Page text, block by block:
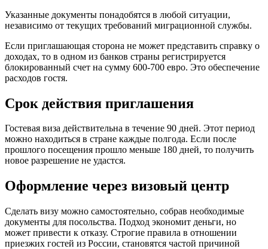
Указанные документы понадобятся в любой ситуации,
независимо от текущих требований миграционной службы.
Если приглашающая сторона не может представить справку о
доходах, то в одном из банков страны регистрируется
блокированный счет на сумму 600-700 евро. Это обеспечение
расходов гостя.
Срок действия приглашения
Гостевая виза действительна в течение 90 дней. Этот период
можно находиться в стране каждые полгода. Если после
прошлого посещения прошло меньше 180 дней, то получить
новое разрешение не удастся.
Оформление через визовый центр
Сделать визу можно самостоятельно, собрав необходимые
документы для посольства. Подход экономит деньги, но
может привести к отказу. Строгие правила в отношении
приезжих гостей из России, становятся частой причиной